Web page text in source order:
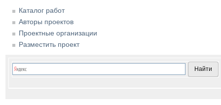
Каталог работ
Авторы проектов
Проектные организации
Разместить проект